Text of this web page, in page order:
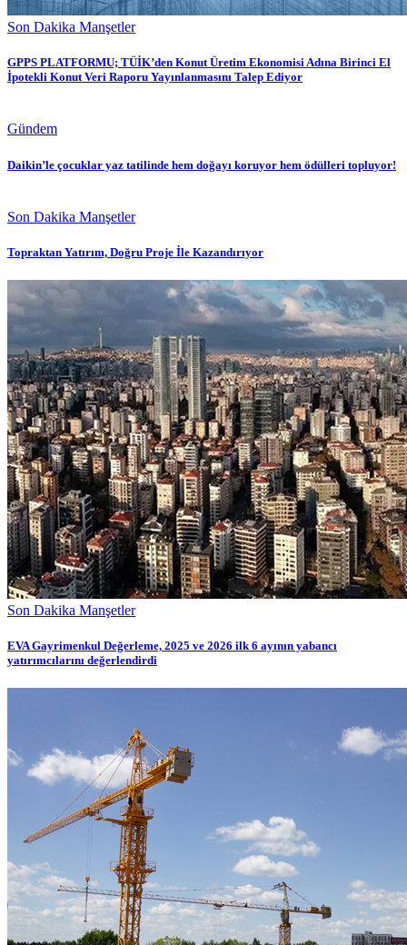
Son Dakika Manşetler
GPPS PLATFORMU; TÜİK’den Konut Üretim Ekonomisi Adına Birinci El
İpotekli Konut Veri Raporu Yayınlanmasını Talep Ediyor
Gündem
Daikin’le çocuklar yaz tatilinde hem doğayı koruyor hem ödülleri topluyor!
Son Dakika Manşetler
Topraktan Yatırım, Doğru Proje İle Kazandırıyor
Son Dakika Manşetler
EVA Gayrimenkul Değerleme, 2025 ve 2026 ilk 6 ayının yabancı
yatırımcılarını değerlendirdi